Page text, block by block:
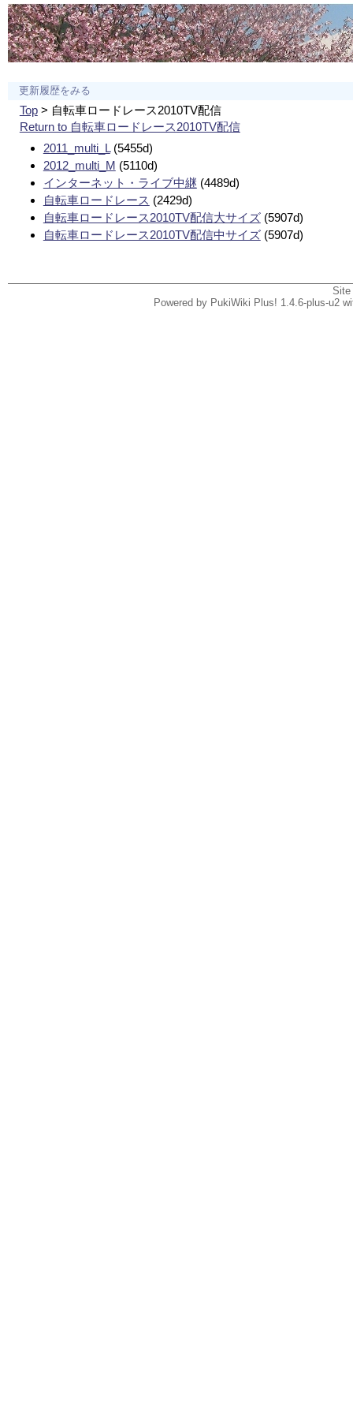
更新履歴をみる
Top> 自転車ロードレース2010TV配信
Return to 自転車ロードレース2010TV配信
2011_multi_L(5455d)
2012_multi_M (5110d)
インターネット・ライブ中継(4489d)
自転車ロードレース (2429d)
自転車ロードレース2010TV配信大サイズ(5907d)
自転車ロードレース2010TV配信中サイズ(5907d)
Powered by PukiWiki Plus! 1.4.6-plus-u2